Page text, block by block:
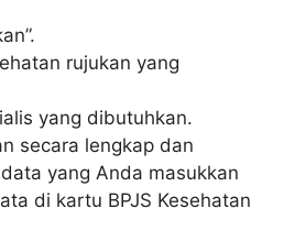
rujukan yang
yang dibutuhkan.
secara lengkap dan
yang Anda masukkan
di kartu BPJS Kesehatan